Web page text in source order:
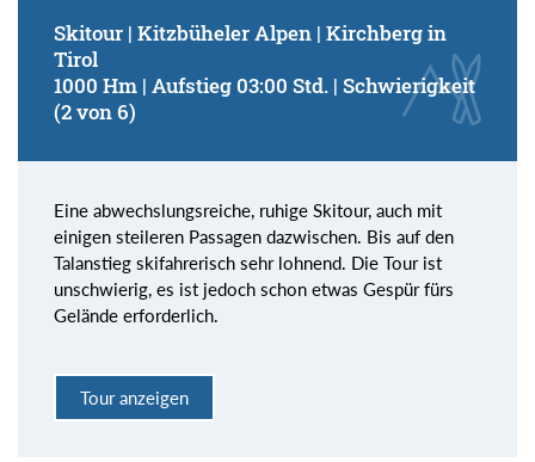
Skitour | Kitzbüheler Alpen | Kirchberg in
Tirol
1000 Hm | Aufstieg 03:00 Std. | Schwierigkeit
(2 von 6)
Eine abwechslungsreiche, ruhige Skitour, auch mit
einigen steileren Passagen dazwischen. Bis auf den
Talanstieg skifahrerisch sehr lohnend. Die Tour ist
unschwierig, es ist jedoch schon etwas Gespür fürs
Gelände erforderlich.
Tour anzeigen